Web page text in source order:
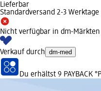
Lieferbar
Standardversand 2-3 Werktage
Nicht verfügbar in dm-Märkten
Verkauf durch dm-med
Du erhältst 9 PAYBACK